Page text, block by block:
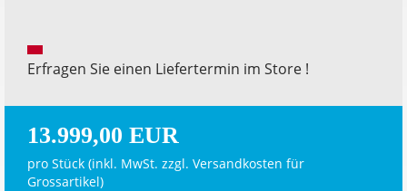
Erfragen Sie einen Liefertermin im Store !
13.999,00 EUR
pro Stück (inkl. MwSt. zzgl. Versandkosten für
Grossartikel)